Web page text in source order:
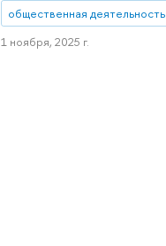
общественная деятельность
1 ноября, 2025 г.